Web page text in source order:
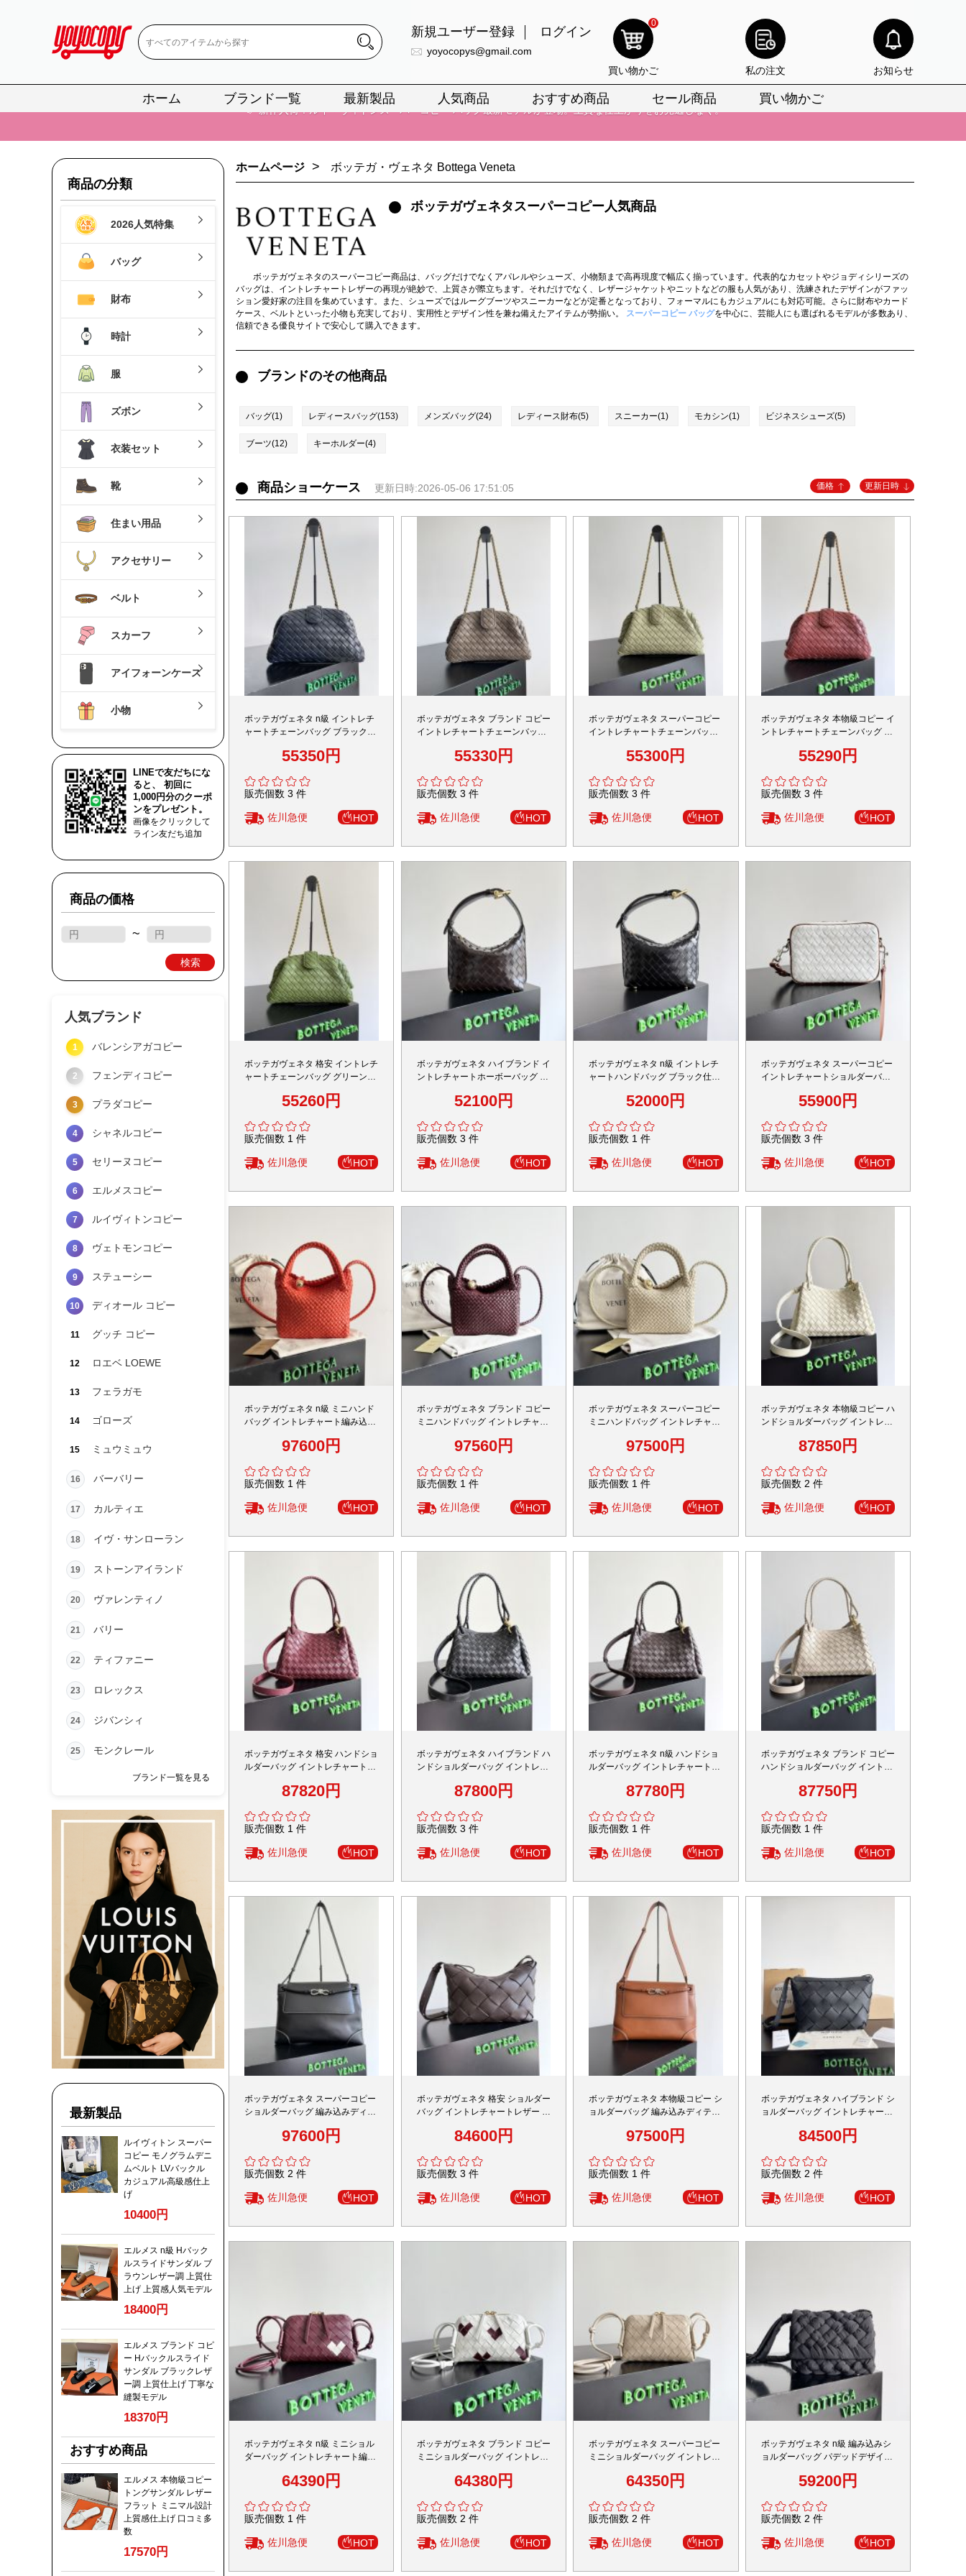
新規ユーザー登録 ログイン
yoyocopys@gmail.com
0
買い物かご 私の注文 お知らせ
ホーム ブランド一覧 最新製品 人気商品 おすすめ商品 セール商品 買い物かご
📢 新作入荷！ルイ・ヴィトンスーパーコピー バッグ最新モデルが登場。上質な仕上がりをお見逃しなく。
📢 当店は正真正銘のn級スーパーコピーのみ取扱い。最高品質の再現度を安心してお選びいただけます。
📢 2026春の新作続々更新中！期間中のご注文でお得な割引をご利用いただけます。
商品の分類
2026人気特集
バッグ
財布
時計
服
ズボン
衣装セット
靴
住まい用品
アクセサリー
ベルト
スカーフ
アイフォーンケース
小物
LINEで友だちにな
ると、 初回に
1,000円分のクーポ
ンをプレゼント。
画像をクリックして
ライン友だち追加
商品の価格
~
検索
人気ブランド
1 バレンシアガコピー
2 フェンディコピー
3 プラダコピー
4 シャネルコピー
5 セリーヌコピー
6 エルメスコピー
7 ルイヴィトンコピー
8 ヴェトモンコピー
9 ステューシー
10 ディオール コピー
11 グッチ コピー
12 ロエベ LOEWE
13 フェラガモ
14 ゴローズ
15 ミュウミュウ
16 バーバリー
17 カルティエ
18 イヴ・サンローラン
19 ストーンアイランド
20 ヴァレンティノ
21 バリー
22 ティファニー
23 ロレックス
24 ジバンシィ
25 モンクレール
ブランド一覧を見る
最新製品
ルイヴィトン スーパー
コピー モノグラムデニ
ムベルト LVバックル
カジュアル高級感仕上
げ
10400円
エルメス n級 Hバック
ルスライドサンダル ブ
ラウンレザー調 上質仕
上げ 上質感人気モデル
18400円
エルメス ブランド コピ
ー Hバックルスライド
サンダル ブラックレザ
ー調 上質仕上げ 丁寧な
縫製モデル
18370円
おすすめ商品
エルメス 本物級コピー
トングサンダル レザー
フラット ミニマル設計
上質感仕上げ 口コミ多
数
17570円
ホームページ > ボッテガ・ヴェネタ Bottega Veneta
ボッテガヴェネタスーパーコピー人気商品
ボッテガヴェネタのスーパーコピー商品は、バッグだけでなくアパレルやシューズ、小物類まで高再現度で幅広く揃っています。代表的なカセットやジョディシリーズの
バッグは、イントレチャートレザーの再現が絶妙で、上質さが際立ちます。それだけでなく、レザージャケットやニットなどの服も人気があり、洗練されたデザインがファッ
ション愛好家の注目を集めています。また、シューズではルーグブーツやスニーカーなどが定番となっており、フォーマルにもカジュアルにも対応可能。さらに財布やカード
ケース、ベルトといった小物も充実しており、実用性とデザイン性を兼ね備えたアイテムが勢揃い。 スーパーコピー バッグを中心に、芸能人にも選ばれるモデルが多数あり、
信頼できる優良サイトで安心して購入できます。
ブランドのその他商品
バッグ(1) レディースバッグ(153) メンズバッグ(24) レディース財布(5) スニーカー(1) モカシン(1) ビジネスシューズ(5)
ブーツ(12) キーホルダー(4)
商品ショーケース 更新日時:2026-05-06 17:51:05 価格 更新日時
ボッテガヴェネタ n級 イントレチ
ャートチェーンバッグ ブラック仕
55350円
販売個数 3 件
佐川急便 HOT
ボッテガヴェネタ ブランド コピー
イントレチャートチェーンバッグ
55330円
販売個数 3 件
佐川急便 HOT
ボッテガヴェネタ スーパーコピー
イントレチャートチェーンバッグ
55300円
販売個数 3 件
佐川急便 HOT
ボッテガヴェネタ 本物級コピー イ
ントレチャートチェーンバッグ ピ
55290円
販売個数 3 件
佐川急便 HOT
ボッテガヴェネタ 格安 イントレチ
ャートチェーンバッグ グリーン仕
55260円
販売個数 1 件
佐川急便 HOT
ボッテガヴェネタ ハイブランド イ
ントレチャートホーボーバッグ ブ
52100円
販売個数 3 件
佐川急便 HOT
ボッテガヴェネタ n級 イントレチ
ャートハンドバッグ ブラック仕様
52000円
販売個数 1 件
佐川急便 HOT
ボッテガヴェネタ スーパーコピー
イントレチャートショルダーバッ
55900円
販売個数 3 件
佐川急便 HOT
ボッテガヴェネタ n級 ミニハンド
バッグ イントレチャート編み込み
97600円
販売個数 1 件
佐川急便 HOT
ボッテガヴェネタ ブランド コピー
ミニハンドバッグ イントレチャー
97560円
販売個数 1 件
佐川急便 HOT
ボッテガヴェネタ スーパーコピー
ミニハンドバッグ イントレチャー
97500円
販売個数 1 件
佐川急便 HOT
ボッテガヴェネタ 本物級コピー ハ
ンドショルダーバッグ イントレチ
87850円
販売個数 2 件
佐川急便 HOT
ボッテガヴェネタ 格安 ハンドショ
ルダーバッグ イントレチャートレ
87820円
販売個数 1 件
佐川急便 HOT
ボッテガヴェネタ ハイブランド ハ
ンドショルダーバッグ イントレチ
87800円
販売個数 3 件
佐川急便 HOT
ボッテガヴェネタ n級 ハンドショ
ルダーバッグ イントレチャート編
87780円
販売個数 1 件
佐川急便 HOT
ボッテガヴェネタ ブランド コピー
ハンドショルダーバッグ イントレ
87750円
販売個数 1 件
佐川急便 HOT
ボッテガヴェネタ スーパーコピー
ショルダーバッグ 編み込みディテ
97600円
販売個数 2 件
佐川急便 HOT
ボッテガヴェネタ 格安 ショルダー
バッグ イントレチャートレザー 大
84600円
販売個数 3 件
佐川急便 HOT
ボッテガヴェネタ 本物級コピー シ
ョルダーバッグ 編み込みディテー
97500円
販売個数 1 件
佐川急便 HOT
ボッテガヴェネタ ハイブランド シ
ョルダーバッグ イントレチャート
84500円
販売個数 2 件
佐川急便 HOT
ボッテガヴェネタ n級 ミニショル
ダーバッグ イントレチャート編み
64390円
販売個数 1 件
佐川急便 HOT
ボッテガヴェネタ ブランド コピー
ミニショルダーバッグ イントレチ
64380円
販売個数 2 件
佐川急便 HOT
ボッテガヴェネタ スーパーコピー
ミニショルダーバッグ イントレチ
64350円
販売個数 2 件
佐川急便 HOT
ボッテガヴェネタ n級 編み込みシ
ョルダーバッグ パデッドデザイン
59200円
販売個数 2 件
佐川急便 HOT